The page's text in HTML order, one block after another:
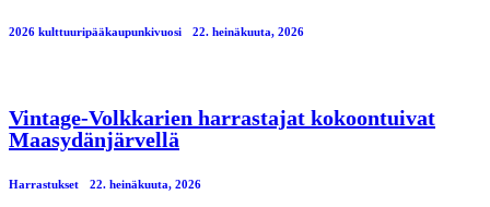
2026 kulttuuripääkaupunkivuosi 22. heinäkuuta, 2026
Vintage-Volkkarien harrastajat kokoontuivat
Maasydänjärvellä
Harrastukset 22. heinäkuuta, 2026